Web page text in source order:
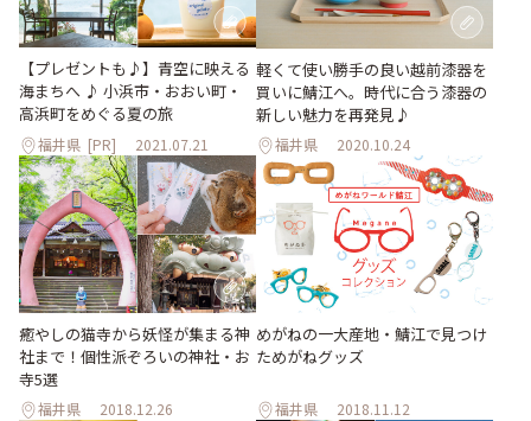
【プレゼントも♪】青空に映える
海まちへ ♪ 小浜市・おおい町・
高浜町をめぐる夏の旅
福井県 [PR] 2021.07.21
軽くて使い勝手の良い越前漆器を
買いに鯖江へ。時代に合う漆器の
新しい魅力を再発見♪
福井県 2020.10.24
癒やしの猫寺から妖怪が集まる神
社まで！個性派ぞろいの神社・お
寺5選
福井県 2018.12.26
めがねの一大産地・鯖江で見つけ
ためがねグッズ
福井県 2018.11.12